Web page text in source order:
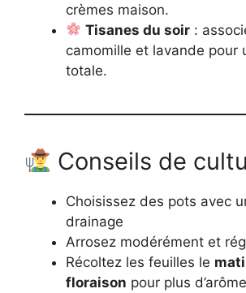
crèmes maison.
Tisanes du soir :
camomille et lavande pour
totale.
Conseils de
Choisissez des pots avec
drainage
Arrosez modérément et
Récoltez les feuilles le
floraison pour plus d’arôme